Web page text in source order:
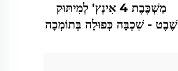
מַשְׁכֶּבֶת 4 אִינְץ' לְמִיתּוּק
שֶׁבֶט - שִׁכְבָּה כְּפוּלָה בְּתוֹמְכָה